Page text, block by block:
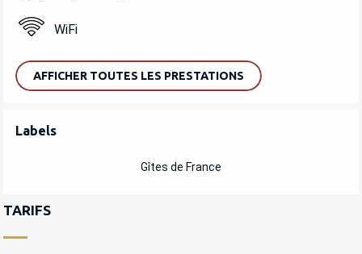
WiFi
AFFICHER TOUTES LES PRESTATIONS
OFFRES DE PRESTATIONS
Labels
Labels
Gîtes de France
TARIFS